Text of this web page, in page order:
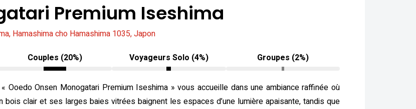
Premium Iseshima
Hamashima cho Hamashima 1035, Japon
Couples (20%) Voyageurs Solo (4%) Groupes (2%)
Ooedo Onsen Monogatari Premium Iseshima » vous accueille dans une ambiance raffinée où
clair et ses larges baies vitrées baignent les espaces d’une lumière apaisante, tandis que